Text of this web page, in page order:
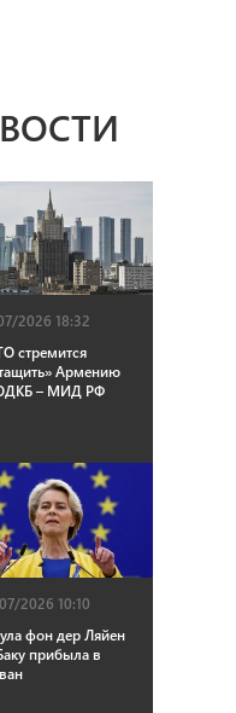
2026 18:32
стремится
Армению
– МИД РФ
2026 10:10
фон дер Ляйен
прибыла в